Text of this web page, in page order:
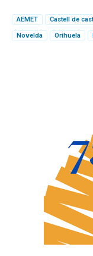
AEMET Castell de
Novelda Orihuela